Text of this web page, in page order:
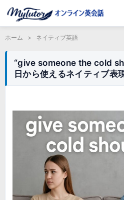
ホーム > ネイティブ英語
“give someone the cold
日から使えるネイティブ表